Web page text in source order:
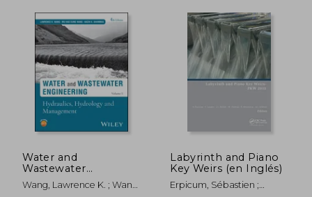
5%
dcto. 30,40 €
5%
dcto.
Water and
Wastewater
Engineering, Volume
1: Hydraulics,
Wang, Lawrence K. ; Wang,
Labyrinth and Piano
Key Weirs (en Inglés)
Erpicum, Sébastien ;